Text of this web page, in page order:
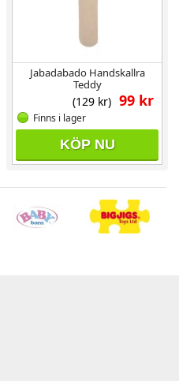
Jabadabado Handskallra
Teddy
99 kr
(129 kr)
Finns i lager
KÖP NU